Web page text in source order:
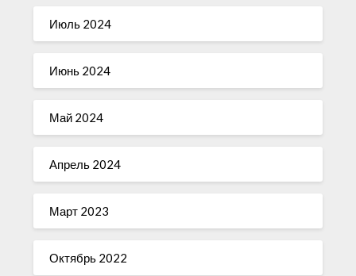
Июль 2024
Июнь 2024
Май 2024
Апрель 2024
Март 2023
Октябрь 2022